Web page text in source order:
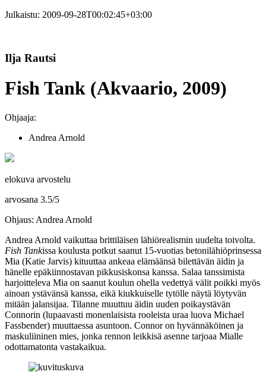
Julkaistu: 2009-09-28T00:02:45+03:00
Ilja Rautsi
Fish Tank (Akvaario, 2009)
Ohjaaja:
Andrea Arnold
elokuva arvostelu
arvosana 3.5/5
Ohjaus: Andrea Arnold
Andrea Arnold vaikuttaa brittiläisen lähiörealismin uudelta toivolta.
Fish Tankissa koulusta potkut saanut 15‑vuotias betonilähiöprinsessa
Mia (Katie Jarvis) kituuttaa ankeaa elämäänsä bilettävän äidin ja
hänelle epäkiinnostavan pikkusiskonsa kanssa. Salaa tanssimista
harjoitteleva Mia on saanut koulun ohella vedettyä välit poikki myös
ainoan ystävänsä kanssa, eikä kiukkuiselle tytölle näytä löytyvän
mitään jalansijaa. Tilanne muuttuu äidin uuden poikaystävän
Connorin (lupaavasti monenlaisista rooleista uraa luova Michael
Fassbender) muuttaessa asuntoon. Connor on hyvännäköinen ja
maskuliininen mies, jonka rennon leikkisä asenne tarjoaa Mialle
odottamatonta vastakaikua.